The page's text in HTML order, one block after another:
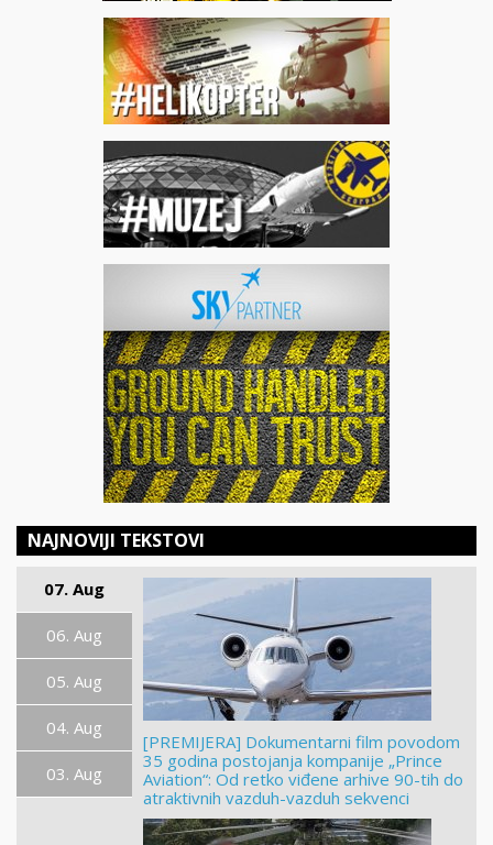
NAJNOVIJI TEKSTOVI
07. Aug
06. Aug
05. Aug
04. Aug
03. Aug
[PREMIJERA] Dokumentarni film povodom
35 godina postojanja kompanije „Prince
Aviation“: Od retko viđene arhive 90-tih do
atraktivnih vazduh-vazduh sekvenci